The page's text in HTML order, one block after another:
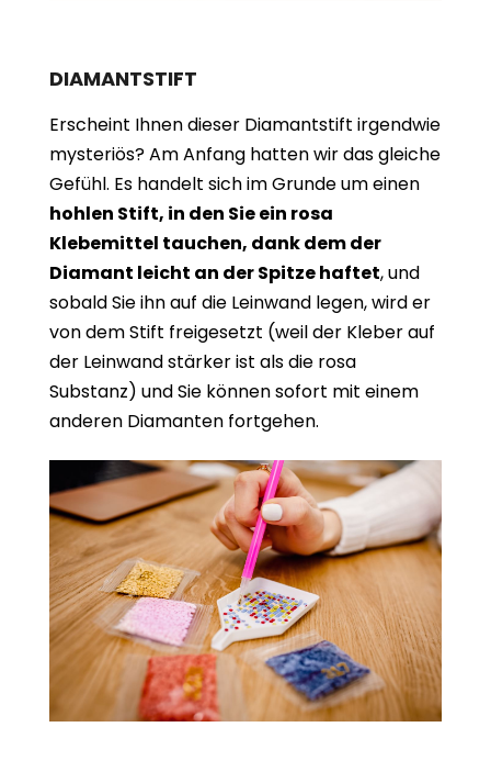
DIAMANTSTIFT
Erscheint Ihnen dieser Diamantstift irgendwie
mysteriös? Am Anfang hatten wir das gleiche
Gefühl. Es handelt sich im Grunde um einen
hohlen Stift, in den Sie ein rosa
Klebemittel tauchen, dank dem der
Diamant leicht an der Spitze haftet, und
sobald Sie ihn auf die Leinwand legen, wird er
von dem Stift freigesetzt (weil der Kleber auf
der Leinwand stärker ist als die rosa
Substanz) und Sie können sofort mit einem
anderen Diamanten fortgehen.